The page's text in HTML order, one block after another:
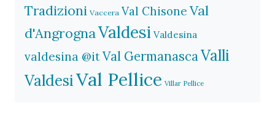
Tradizioni Vaccera Val Chisone Val
d'AngrognaValdesi Valdesina
valdesina @itVal GermanascaValli
ValdesiVal Pellice Villar Pellice